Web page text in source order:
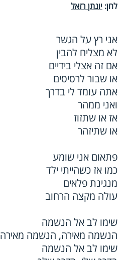
לחן: יונתן רזאל
אני רץ על הגשר
לא מצליח להבין
אם זה אצלי בידיים
או שבור לרסיסים
אתה עומד לי בדרך
ואני ממהר
אז או שתזוז
או שתיזהר
פתאום אני שומע
כמו אז כשהייתי ילד
מנגינת פלאים
עולה מקצה הרחוב
שימו לב אל הנשמה
הנשמה מאירה, הנשמה מאירה
שימו לב אל הנשמה